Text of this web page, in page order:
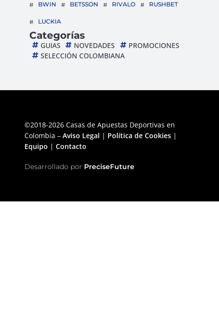
BWIN BETSSON RIVALO RUSHBET
LUCKIA
Categorías
GUIAS NOVEDADES
PROMOCIONES
SELECCIÓN COLOMBIANA
©2018-2026 Casas de Apuestas Deportivas en
Colombia – Aviso Legal | Política de Cookies |
Equipo | Contacto
Desarrollado por PreciseFuture